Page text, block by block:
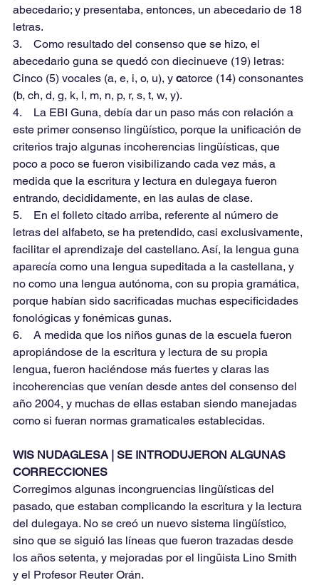
abecedario; y presentaba, entonces, un abecedario de 18
letras.
3.    Como resultado del consenso que se hizo, el
abecedario guna se quedó con diecinueve (19) letras:
Cinco (5) vocales (a, e, i, o, u), y catorce (14) consonantes
(b, ch, d, g, k, l, m, n, p, r, s, t, w, y).
4.    La EBI Guna, debía dar un paso más con relación a
este primer consenso lingüístico, porque la unificación de
criterios trajo algunas incoherencias lingüísticas, que
poco a poco se fueron visibilizando cada vez más, a
medida que la escritura y lectura en dulegaya fueron
entrando, decididamente, en las aulas de clase.
5.    En el folleto citado arriba, referente al número de
letras del alfabeto, se ha pretendido, casi exclusivamente,
facilitar el aprendizaje del castellano. Así, la lengua guna
aparecía como una lengua supeditada a la castellana, y
no como una lengua autónoma, con su propia gramática,
porque habían sido sacrificadas muchas especificidades
fonológicas y fonémicas gunas.
6.    A medida que los niños gunas de la escuela fueron
apropiándose de la escritura y lectura de su propia
lengua, fueron haciéndose más fuertes y claras las
incoherencias que venían desde antes del consenso del
año 2004, y muchas de ellas estaban siendo manejadas
como si fueran normas gramaticales establecidas.
WIS NUDAGLESA | SE INTRODUJERON ALGUNAS
CORRECCIONES
Corregimos algunas incongruencias lingüísticas del
pasado, que estaban complicando la escritura y la lectura
del dulegaya. No se creó un nuevo sistema lingüístico,
sino que se siguió las líneas que fueron trazadas desde
los años setenta, y mejoradas por el lingüista Lino Smith
y el Profesor Reuter Orán.